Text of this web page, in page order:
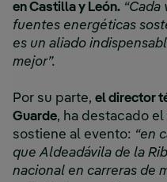
en Castilla y León. “Cada
fuentes energéticas
es un aliado
mejor”.
Por su parte, el director
Guarde, ha destacado
sostiene al evento: “en
que Aldeadávila de la
nacional en carreras de